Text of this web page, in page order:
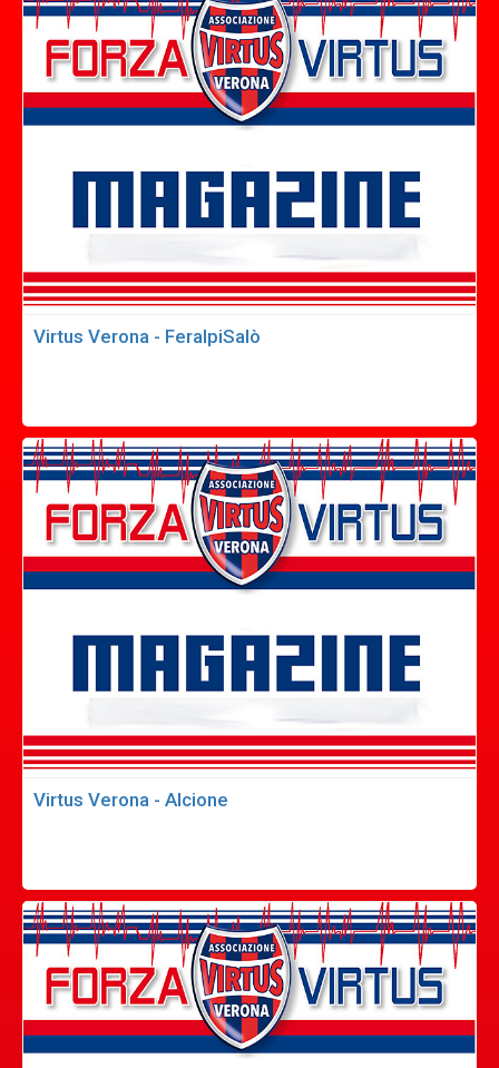
Virtus Verona - FeralpiSalò
Virtus Verona - Alcione